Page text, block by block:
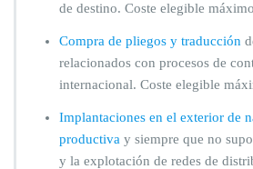
de destino. Coste elegible
Compra de pliegos y traducción
relacionados con procesos de
internacional. Coste elegible
Implantaciones en el exterior de
productiva y siempre que no
y la explotación de redes de